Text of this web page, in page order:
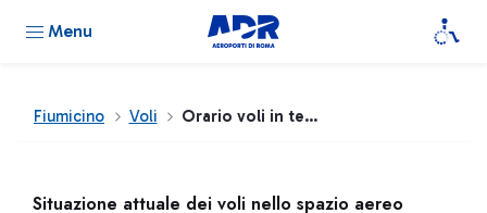
Menu
Fiumicino Voli Orario voli in tempo reale
Situazione attuale dei voli nello spazio aereo